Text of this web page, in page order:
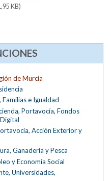
KB)
de Murcia
e Igualdad
Portavocía, Fondos
Acción Exterior y
Ganadería y Pesca
y Economía Social
Universidades,